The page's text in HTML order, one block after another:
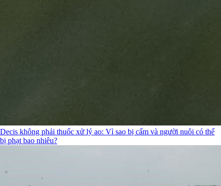
Decis không phải thuốc xử lý ao: Vì sao bị cấm và người nuôi có thể
bị phạt bao nhiêu?